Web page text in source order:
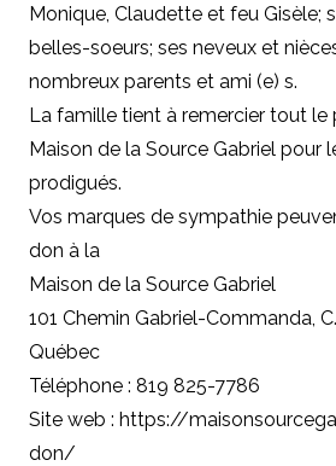
Monique, Claudette et feu Gisèle;
belles-soeurs; ses neveux et
nombreux parents et ami (e) s.
La famille tient à remercier tout le
Maison de la Source Gabriel pour
prodigués.
Vos marques de sympathie
don à la
Maison de la Source Gabriel
101 Chemin Gabriel-Commanda,
Québec
Téléphone : 819 825-7786
Site web : https://
don/